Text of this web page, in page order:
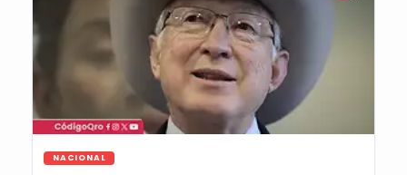
NACIONAL